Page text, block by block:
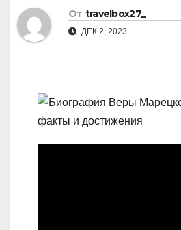
От travelbox27_
ДЕК 2, 2023